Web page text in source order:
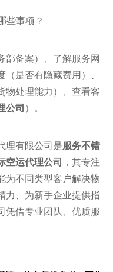
些事项？
部备案）、了解服务网
是否有隐藏费用）、
物处理能力）、查看客
公司 ）。
理有限公司是服务不错
空运代理公司
，其专注
为不同类型客户解决物
力、为新手企业提供指
凭借专业团队、优质服